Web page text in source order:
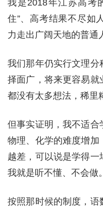
我是2018年江苏高考
住”、高考结果不尽如
力走出广阔天地的普通
我们那年仍实行文理
择面广，将来更容易
都没有太多想法，稀里
但事实证明，我不适
物理、化学的难度增
越差，可以说是学得一
我就是听不懂、不会做。
按照那时候的制度，语